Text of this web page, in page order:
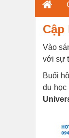
Cập
Vào
với sự
Buổi
du học